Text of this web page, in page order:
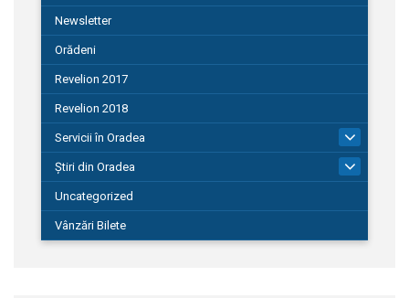
Newsletter
Orădeni
Revelion 2017
Revelion 2018
Servicii în Oradea
Știri din Oradea
Uncategorized
Vânzări Bilete